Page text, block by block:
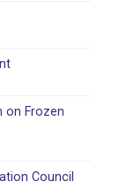
on Frozen
Council